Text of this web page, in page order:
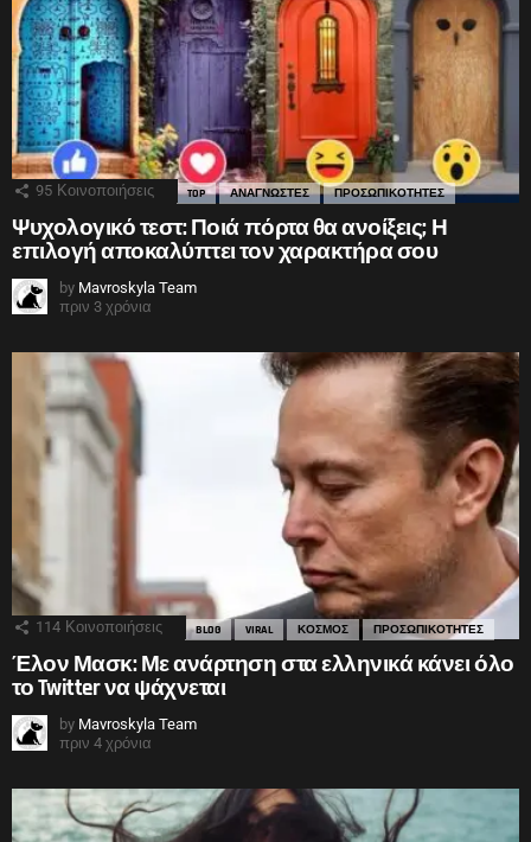
95 Κοινοποιήσεις TOP ΑΝΑΓΝΩΣΤΕΣ ΠΡΟΣΩΠΙΚΟΤΗΤΕΣ
Ψυχολογικό τεστ: Ποιά πόρτα θα ανοίξεις; Η
επιλογή αποκαλύπτει τον χαρακτήρα σου
by Mavroskyla Team
πριν 3 χρόνια
114 Κοινοποιήσεις BLOG VIRAL ΚΟΣΜΟΣ ΠΡΟΣΩΠΙΚΟΤΗΤΕΣ
Έλον Μασκ: Με ανάρτηση στα ελληνικά κάνει όλο
το Twitter να ψάχνεται
by Mavroskyla Team
πριν 4 χρόνια